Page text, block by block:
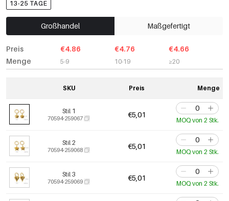
13-25 TAGE
Großhandel Maßgefertigt
Preis
Menge
€4.86
5-9
€4.76
10-19
€4.66
≥20
SKU Preis Menge
Stil 1
70594-259067 €5,01
MOQ von 2 Stk.
Stil 2
70594-259068 €5,01
MOQ von 2 Stk.
Stil 3
70594-259069 €5,01
MOQ von 2 Stk.